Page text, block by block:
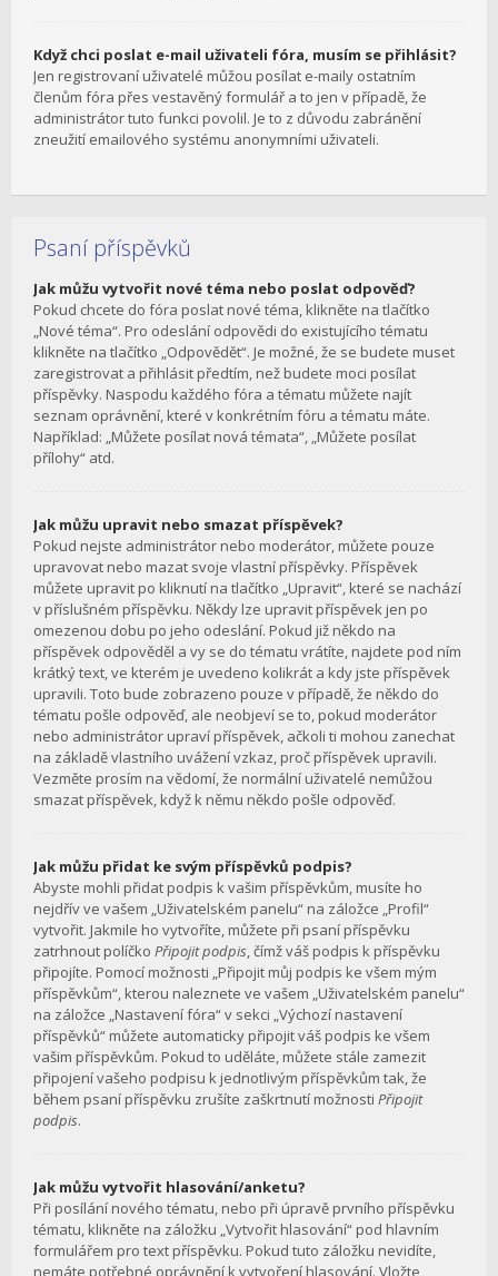
Když chci poslat e-mail uživateli fóra, musím se přihlásit?
Jen registrovaní uživatelé můžou posílat e-maily ostatním
členům fóra přes vestavěný formulář a to jen v případě, že
administrátor tuto funkci povolil. Je to z důvodu zabránění
zneužití emailového systému anonymními uživateli.
Psaní příspěvků
Jak můžu vytvořit nové téma nebo poslat odpověď?
Pokud chcete do fóra poslat nové téma, klikněte na tlačítko
„Nové téma“. Pro odeslání odpovědi do existujícího tématu
klikněte na tlačítko „Odpovědět“. Je možné, že se budete muset
zaregistrovat a přihlásit předtím, než budete moci posílat
příspěvky. Naspodu každého fóra a tématu můžete najít
seznam oprávnění, které v konkrétním fóru a tématu máte.
Například: „Můžete posílat nová témata“, „Můžete posílat
přílohy“ atd.
Jak můžu upravit nebo smazat příspěvek?
Pokud nejste administrátor nebo moderátor, můžete pouze
upravovat nebo mazat svoje vlastní příspěvky. Příspěvek
můžete upravit po kliknutí na tlačítko „Upravit“, které se nachází
v příslušném příspěvku. Někdy lze upravit příspěvek jen po
omezenou dobu po jeho odeslání. Pokud již někdo na
příspěvek odpověděl a vy se do tématu vrátíte, najdete pod ním
krátký text, ve kterém je uvedeno kolikrát a kdy jste příspěvek
upravili. Toto bude zobrazeno pouze v případě, že někdo do
tématu pošle odpověď, ale neobjeví se to, pokud moderátor
nebo administrátor upraví příspěvek, ačkoli ti mohou zanechat
na základě vlastního uvážení vzkaz, proč příspěvek upravili.
Vezměte prosím na vědomí, že normální uživatelé nemůžou
smazat příspěvek, když k němu někdo pošle odpověď.
Jak můžu přidat ke svým příspěvků podpis?
Abyste mohli přidat podpis k vašim příspěvkům, musíte ho
nejdřív ve vašem „Uživatelském panelu“ na záložce „Profil“
vytvořit. Jakmile ho vytvoříte, můžete při psaní příspěvku
zatrhnout políčko Připojit podpis, čímž váš podpis k příspěvku
připojíte. Pomocí možnosti „Připojit můj podpis ke všem mým
příspěvkům“, kterou naleznete ve vašem „Uživatelském panelu“
na záložce „Nastavení fóra“ v sekci „Výchozí nastavení
příspěvků“ můžete automaticky připojit váš podpis ke všem
vašim příspěvkům. Pokud to uděláte, můžete stále zamezit
připojení vašeho podpisu k jednotlivým příspěvkům tak, že
během psaní příspěvku zrušíte zaškrtnutí možnosti Připojit
podpis.
Jak můžu vytvořit hlasování/anketu?
Při posílání nového tématu, nebo při úpravě prvního příspěvku
tématu, klikněte na záložku „Vytvořit hlasování“ pod hlavním
formulářem pro text příspěvku. Pokud tuto záložku nevidíte,
nemáte potřebné oprávnění k vytvoření hlasování. Vložte